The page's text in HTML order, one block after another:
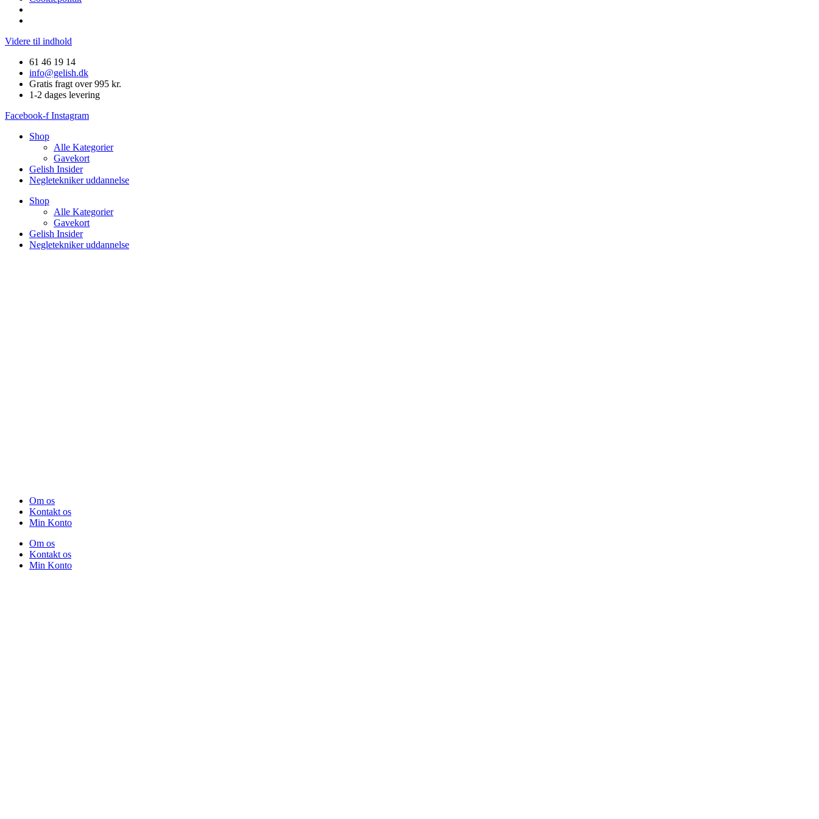
Videre til indhold
61 46 19 14
info@gelish.dk
Gratis fragt over 995 kr.
1-2 dages levering
Facebook-f Instagram
Shop
Alle Kategorier
Gavekort
Gelish Insider
Negletekniker uddannelse
Shop
Alle Kategorier
Gavekort
Gelish Insider
Negletekniker uddannelse
Om os
Kontakt os
Min Konto
Om os
Kontakt os
Min Konto